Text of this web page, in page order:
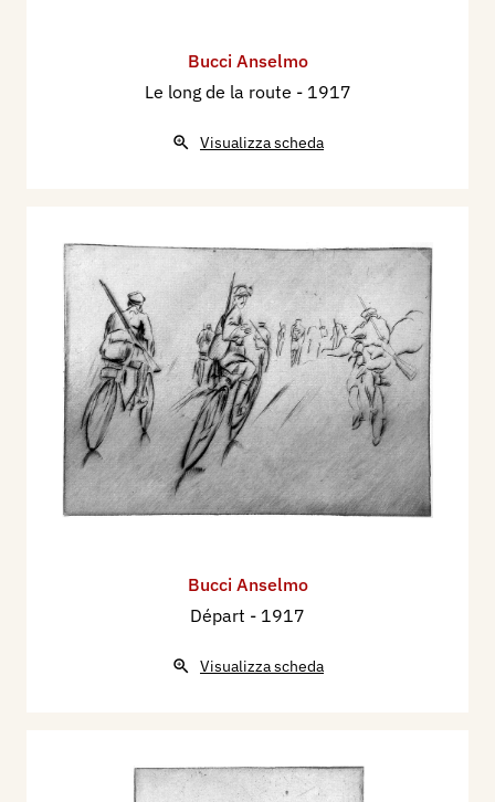
Bucci Anselmo
Le long de la route - 1917
Visualizza scheda
Bucci Anselmo
Départ - 1917
Visualizza scheda